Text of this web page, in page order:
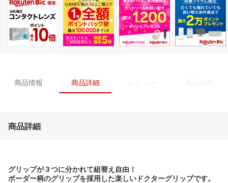
商品情報 商品詳細
商品詳細
グリップが３つに分かれて組替え自由！
ボーダー柄のグリップを採用した楽しいドクターグリップです。